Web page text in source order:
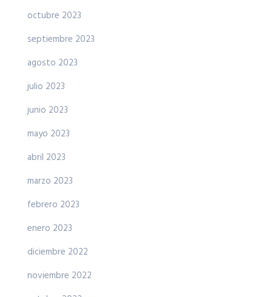
octubre 2023
septiembre 2023
agosto 2023
julio 2023
junio 2023
mayo 2023
abril 2023
marzo 2023
febrero 2023
enero 2023
diciembre 2022
noviembre 2022